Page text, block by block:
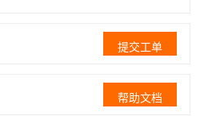
提交工单
帮助文档